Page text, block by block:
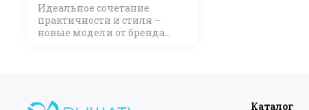
Идеальное сочетание
практичности и стиля –
новые модели от бренда
Каталог